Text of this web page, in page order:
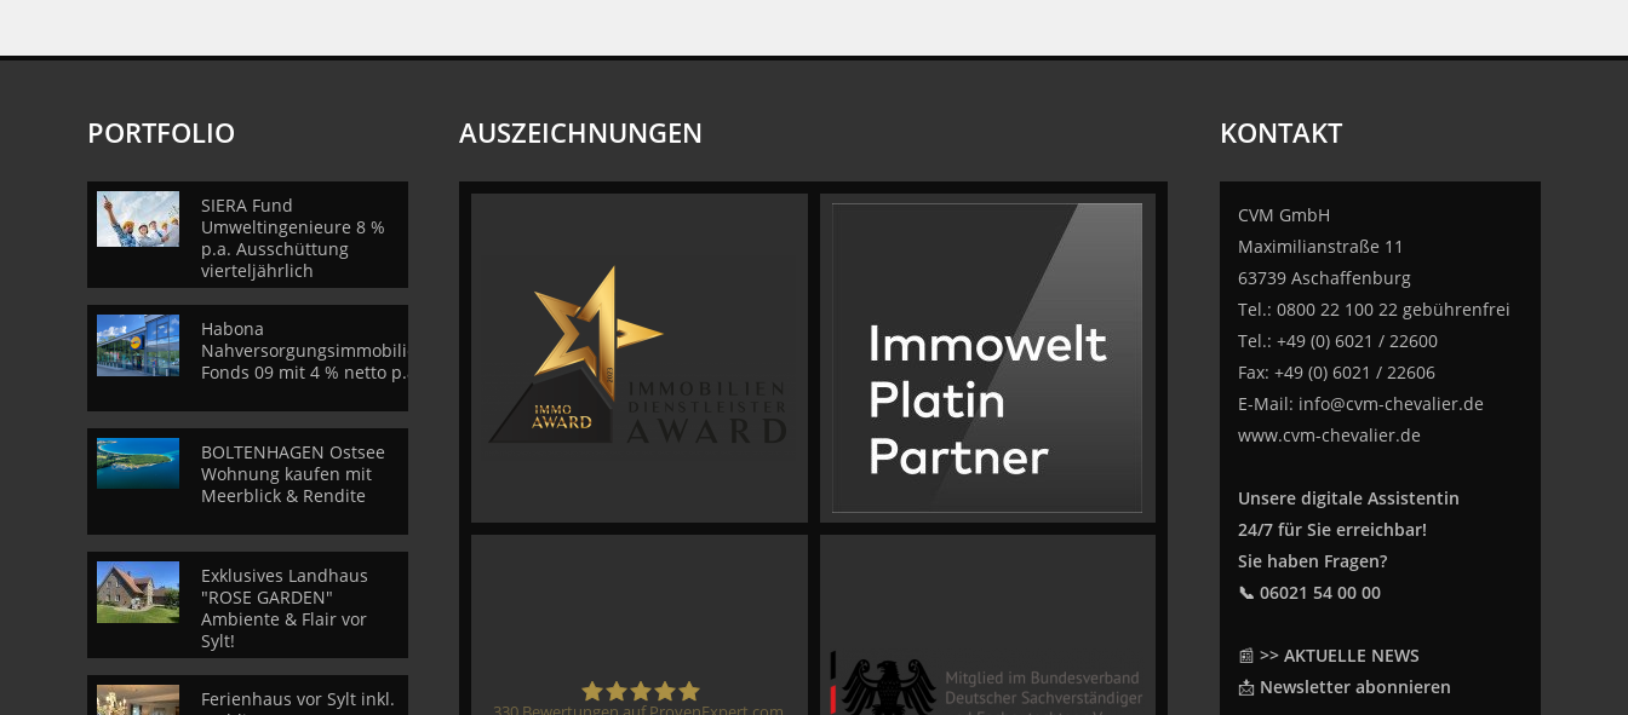
PORTFOLIO
SIERA Fund
Umweltingenieure 8 %
p.a. Ausschüttung
vierteljährlich
Habona
Nahversorgungsimmobilien
Fonds 09 mit 4 % netto p.a.
BOLTENHAGEN Ostsee
Wohnung kaufen mit
Meerblick & Rendite
Exklusives Landhaus
"ROSE GARDEN"
Ambiente & Flair vor
Sylt!
Ferienhaus vor Sylt inkl.
AUSZEICHNUNGEN KONTAKT
CVM GmbH
Maximilianstraße 11
63739 Aschaffenburg
Tel.: 0800 22 100 22 gebührenfrei
Tel.: +49 (0) 6021 / 22600
Fax: +49 (0) 6021 / 22606
E-Mail: info@cvm-chevalier.de
www.cvm-chevalier.de
Unsere digitale Assistentin
24/7 für Sie erreichbar!
Sie haben Fragen?
📞 06021 54 00 00
📰 >> AKTUELLE NEWS
📩 Newsletter abonnieren